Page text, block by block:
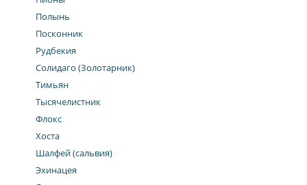
Полынь
Посконник
Рудбекия
Солидаго (Золотарник)
Тимьян
Тысячелистник
Флокс
Хоста
Шалфей (сальвия)
Эхинацея